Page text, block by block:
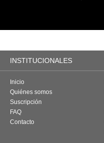
INSTITUCIONALES
Inicio
Quiénes somos
Suscripción
FAQ
Contacto